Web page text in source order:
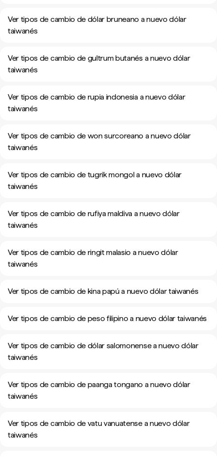
Ver tipos de cambio de dólar bruneano a nuevo dólar
taiwanés
Ver tipos de cambio de gultrum butanés a nuevo dólar
taiwanés
Ver tipos de cambio de rupia indonesia a nuevo dólar
taiwanés
Ver tipos de cambio de won surcoreano a nuevo dólar
taiwanés
Ver tipos de cambio de tugrik mongol a nuevo dólar
taiwanés
Ver tipos de cambio de rufiya maldiva a nuevo dólar
taiwanés
Ver tipos de cambio de ringit malasio a nuevo dólar
taiwanés
Ver tipos de cambio de kina papú a nuevo dólar taiwanés
Ver tipos de cambio de peso filipino a nuevo dólar taiwanés
Ver tipos de cambio de dólar salomonense a nuevo dólar
taiwanés
Ver tipos de cambio de paanga tongano a nuevo dólar
taiwanés
Ver tipos de cambio de vatu vanuatense a nuevo dólar
taiwanés